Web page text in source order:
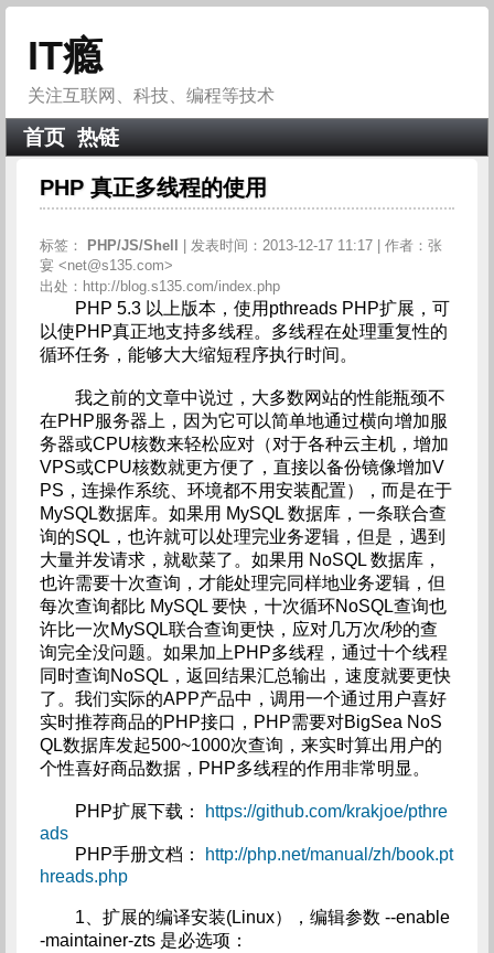
IT瘾
关注互联网、科技、编程等技术
首页 热链
PHP 真正多线程的使用
标签： PHP/JS/Shell
| 发表时间：2013-12-17 11:17 | 作者：张
宴 <net@s135.com>
出处：http://blog.s135.com/index.php
PHP 5.3 以上版本，使用pthreads PHP扩展，可
以使PHP真正地支持多线程。多线程在处理重复性的
循环任务，能够大大缩短程序执行时间。
我之前的文章中说过，大多数网站的性能瓶颈不
在PHP服务器上，因为它可以简单地通过横向增加服
务器或CPU核数来轻松应对（对于各种云主机，增加
VPS或CPU核数就更方便了，直接以备份镜像增加V
PS，连操作系统、环境都不用安装配置），而是在于
MySQL数据库。如果用 MySQL 数据库，一条联合查
询的SQL，也许就可以处理完业务逻辑，但是，遇到
大量并发请求，就歇菜了。如果用 NoSQL 数据库，
也许需要十次查询，才能处理完同样地业务逻辑，但
每次查询都比 MySQL 要快，十次循环NoSQL查询也
许比一次MySQL联合查询更快，应对几万次/秒的查
询完全没问题。如果加上PHP多线程，通过十个线程
同时查询NoSQL，返回结果汇总输出，速度就要更快
了。我们实际的APP产品中，调用一个通过用户喜好
实时推荐商品的PHP接口，PHP需要对BigSea NoS
QL数据库发起500~1000次查询，来实时算出用户的
个性喜好商品数据，PHP多线程的作用非常明显。
PHP扩展下载：
https://github.com/krakjoe/pthre
ads
PHP手册文档：
http://php.net/manual/zh/book.pt
hreads.php
1、扩展的编译安装(Linux），编辑参数 --enable
-maintainer-zts 是必选项：